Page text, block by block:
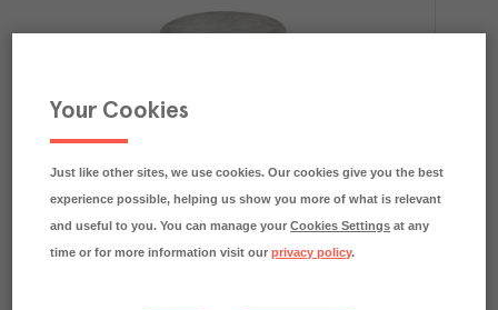
Marble Bordsskiva Ø60cm
Werzalit Utrustning
Your Cookies
Just like other sites, we use cookies. Our cookies give you the best
experience possible, helping us show you more of what is relevant
and useful to you. You can manage yourCookies Settings at any
time or for more information visit ourprivacy policy.